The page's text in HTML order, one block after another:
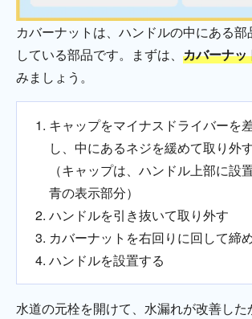
カバーナットは、ハンドルの中にある
している部品です。まずは、 カバーナッ
みましょう。
キャップをマイナスドライバーを
し、中にあるネジを緩めて取り外
（キャップは、ハンドル上部に設
青の表示部分）
ハンドルを引き抜いて取り外す
カバーナットを右回りに回して締
ハンドルを設置する
水道の元栓を開けて、水漏れが改善した